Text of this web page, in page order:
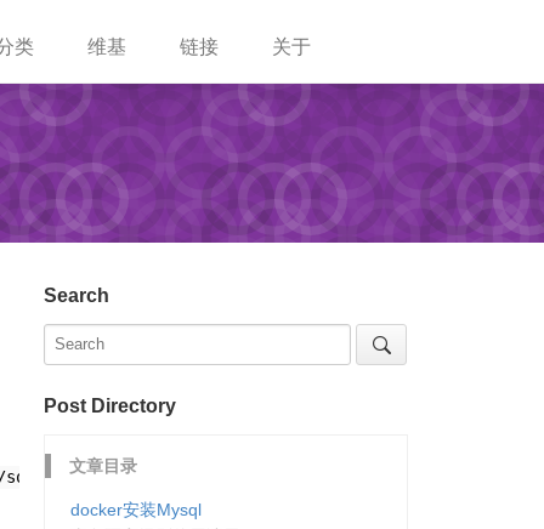
类 维基 链接 关于
songtao/Docker/Mysql:/var/lib/mysql mysql
Search
Post Directory
文章目录
docker安装Mysql